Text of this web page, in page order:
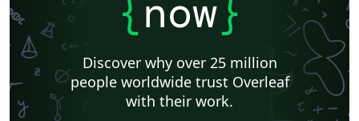
{now}
Discover why over 25 million
people worldwide trust Overleaf
with their work.